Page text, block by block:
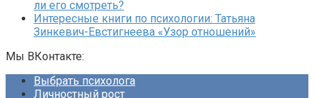
ли его смотреть?
Интересные книги по психологии: Татьяна
Зинкевич-Евстигнеева «Узор отношений»
Мы ВКонтакте:
Выбрать психолога
Личностный рост